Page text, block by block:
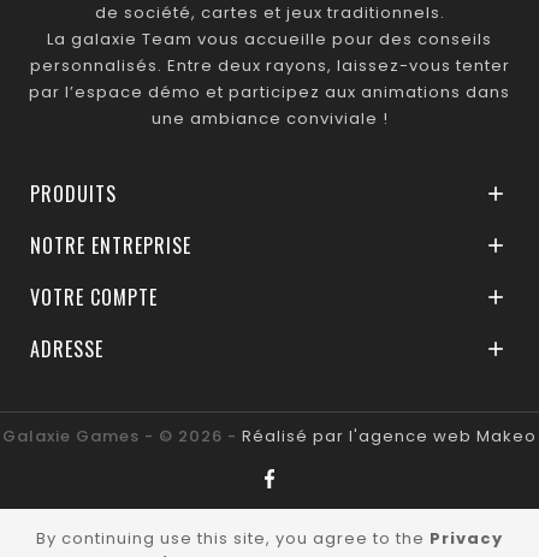
de société, cartes et jeux traditionnels.
La galaxie Team vous accueille pour des conseils
personnalisés. Entre deux rayons, laissez-vous tenter
par l’espace démo et participez aux animations dans
une ambiance conviviale !
PRODUITS 
NOTRE ENTREPRISE 
VOTRE COMPTE 
ADRESSE 
Galaxie Games - © 2026 - Réalisé par l'agence web Makeo
By continuing use this site, you agree to the Privacy